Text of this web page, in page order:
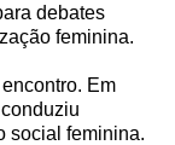
debates
feminina.
Em
conduziu
social feminina.